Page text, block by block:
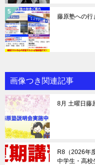
藤原塾への行
画像つき関連記事
8月 土曜日藤
R8（2026年
中学生・高校